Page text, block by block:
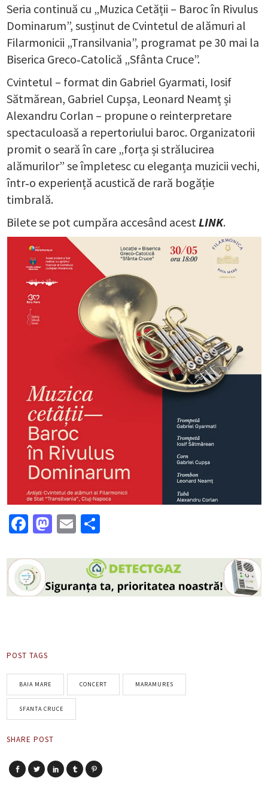
Seria continuă cu „Muzica Cetății – Baroc în Rivulus
Dominarum”, susținut de Cvintetul de alămuri al
Filarmonicii „Transilvania”, programat pe 30 mai la
Biserica Greco‑Catolică „Sfânta Cruce”.
Cvintetul – format din Gabriel Gyarmati, Iosif
Sătmărean, Gabriel Cupșa, Leonard Neamț și
Alexandru Corlan – propune o reinterpretare
spectaculoasă a repertoriului baroc. Organizatorii
promit o seară în care „forța și strălucirea
alămurilor” se împletesc cu eleganța muzicii vechi,
într‑o experiență acustică de rară bogăție
timbrală.
Bilete se pot cumpăra accesând acestLINK.
Facebook
Mastodon
Email
POST TAGS
BAIA MARE CONCERT MARAMURES
SFANTA CRUCE
SHARE POST